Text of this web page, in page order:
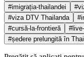
#imigrația-thailandei
#viza DTV Thailanda
#cursă-la-frontieră
#ședere prelungită în